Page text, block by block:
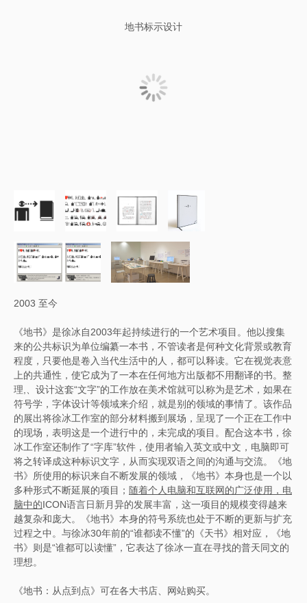
地书标示设计
2003 至今
《地书》是徐冰自2003年起持续进行的一个艺术项目。他以搜集
来的公共标识为单位编纂一本书，不管读者是何种文化背景或教育
程度，只要他是卷入当代生活中的人，都可以释读。它在视觉表意
上的共通性，使它成为了一本在任何地方出版都不用翻译的书。整
理,、设计这套“文字”的工作放在美术馆就可以称为是艺术，如果在
符号学，字体设计等领域来介绍，就是别的领域的事情了。该作品
的展出将徐冰工作室的部分材料搬到展场，呈现了一个正在工作中
的现场，表明这是一个进行中的，未完成的项目。配合这本书，徐
冰工作室还制作了“字库”软件，使用者输入英文或中文，电脑即可
将之转译成这种标识文字，从而实现双语之间的沟通与交流。《地
书》所使用的标识来自不断发展的领域，《地书》本身也是一个以
多种形式不断延展的项目； 随着个人电脑和互联网的广泛使用，电
脑中的ICON语言日新月异的发展丰富，这一项目的规模变得越来
越复杂和庞大。《地书》本身的符号系统也处于不断的更新与扩充
过程之中。与徐冰30年前的“谁都读不懂”的《天书》相对应，《地
书》则是“谁都可以读懂”，它表达了徐冰一直在寻找的普天同文的
理想。
《地书：从点到点》可在各大书店、网站购买。